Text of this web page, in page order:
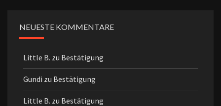
NEUESTE KOMMENTARE
Little B. zu Bestätigung
Gundi zu Bestätigung
Little B. zu Bestätigung